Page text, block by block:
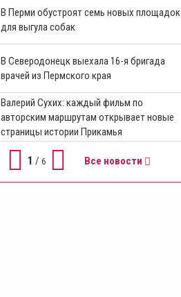
​В Перми обустроят семь новых площадок
для выгула собак
В Северодонецк выехала 16-я бригада
врачей из Пермского края
​Валерий Сухих: каждый фильм по
авторским маршрутам открывает новые
страницы истории Прикамья
1 / 6 Все новости